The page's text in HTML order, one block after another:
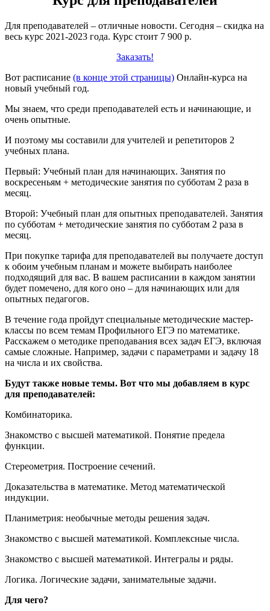
Для преподавателей – отличные новости. Сегодня – скидка на
весь курс 2021-2023 года. Курс стоит 7 900 р.
Заказать!
Вот расписание (в конце этой страницы) Онлайн-курса на
новый учебный год.
Мы знаем, что среди преподавателей есть и начинающие, и
очень опытные.
И поэтому мы составили для учителей и репетиторов 2
учебных плана.
Первый: Учебный план для начинающих. Занятия по
воскресеньям + методические занятия по субботам 2 раза в
месяц.
Второй: Учебный план для опытных преподавателей. Занятия
по субботам + методические занятия по субботам 2 раза в
месяц.
При покупке тарифа для преподавателей вы получаете доступ
к обоим учебным планам и можете выбирать наиболее
подходящий для вас. В вашем расписании в каждом занятии
будет помечено, для кого оно – для начинающих или для
опытных педагогов.
В течение года пройдут специальные методические мастер-
классы по всем темам Профильного ЕГЭ по математике.
Расскажем о методике преподавания всех задач ЕГЭ, включая
самые сложные. Например, задачи с параметрами и задачу 18
на числа и их свойства.
Будут также новые темы. Вот что мы добавляем в курс
для преподавателей:
Комбинаторика.
Знакомство с высшей математикой. Понятие предела
функции.
Стереометрия. Построение сечений.
Доказательства в математике. Метод математической
индукции.
Планиметрия: необычные методы решения задач.
Знакомство с высшей математикой. Комплексные числа.
Знакомство с высшей математикой. Интегралы и ряды.
Логика. Логические задачи, занимательные задачи.
Для чего?